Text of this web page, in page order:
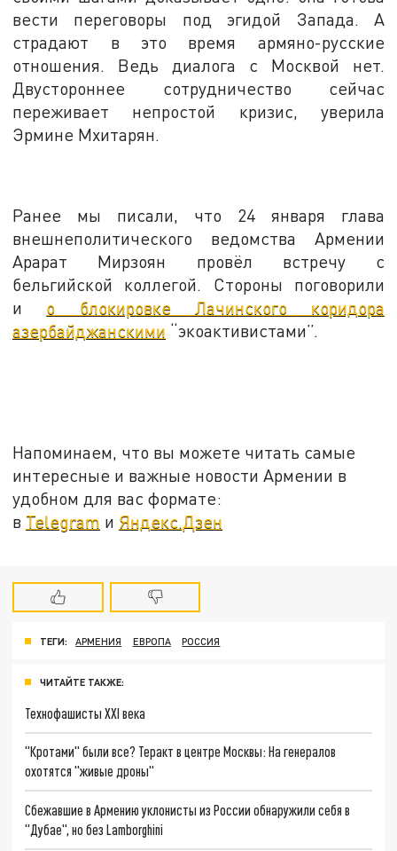
вести переговоры под эгидой Запада. А
страдают в это время армяно-русские
отношения. Ведь диалога с Москвой нет.
Двустороннее сотрудничество сейчас
переживает непростой кризис, уверила
Эрмине Мхитарян.
Ранее мы писали, что 24 января глава
внешнеполитического ведомства Армении
Арарат Мирзоян провёл встречу с
бельгийской коллегой. Стороны поговорили
и о блокировке Лачинского коридора
азербайджанскими “экоактивистами”.
Напоминаем, что вы можете читать самые
интересные и важные новости Армении в
удобном для вас формате:
в Telegram и Яндекс.Дзен
ТЕГИ: АРМЕНИЯ ЕВРОПА РОССИЯ
ЧИТАЙТЕ ТАКЖЕ:
Технофашисты XXI века
"Кротами" были все? Теракт в центре Москвы: На генералов
охотятся "живые дроны"
Сбежавшие в Армению уклонисты из России обнаружили себя в
"Дубае", но без Lamborghini